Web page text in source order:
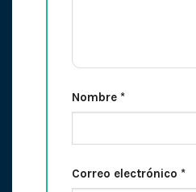
Nombre *
Correo electrónico *